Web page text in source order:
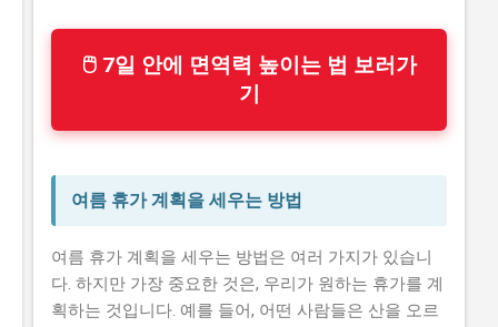
🖱 7일 안에 면역력 높이는 법 보러가
기
여름 휴가 계획을 세우는 방법
여름 휴가 계획을 세우는 방법은 여러 가지가 있습니
다. 하지만 가장 중요한 것은, 우리가 원하는 휴가를 계
획하는 것입니다. 예를 들어, 어떤 사람들은 산을 오르